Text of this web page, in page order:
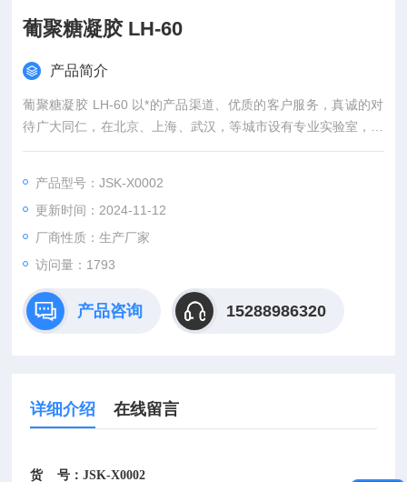
葡聚糖凝胶 LH-60
产品简介
葡聚糖凝胶 LH-60 以*的产品渠道、优质的客户服务，真诚的对
待广大同仁，在北京、上海、武汉，等城市设有专业实验室，竭
诚服务每位科研工作者。
产品型号：JSK-X0002
更新时间：2024-11-12
厂商性质：生产厂家
访问量：1793
产品咨询 15288986320
详细介绍 在线留言
货 号：JSK-X0002